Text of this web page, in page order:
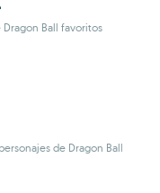
Dragon Ball favoritos
de Dragon Ball